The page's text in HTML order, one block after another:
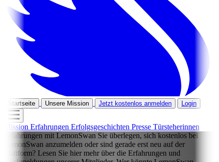
Startseite Unsere Mission Jetzt kostenlos anmelden Login
Mission Erfahrungen Erfolgsgeschichten Presse Türsteherinnen
Erfahrungen mit LemonSwan Sie überlegen, sich kostenlos bei
LemonSwan anzumelden oder sind gerade erst neu auf der
Plattform? Lesen Sie hier mehr über die Erfahrungen und